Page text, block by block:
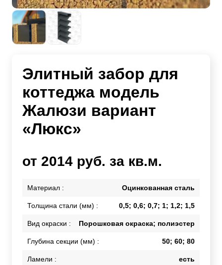
Элитный забор для
коттеджа модель
Жалюзи вариант
«Люкс»
от 2014 руб. за кв.м.
Материал : Оцинкованная сталь
Толщина стали (мм) : 0,5; 0,6; 0,7; 1; 1,2; 1,5
Вид окраски : Порошковая окраска; полиэстер
Глубина секции (мм) : 50; 60; 80
Ламели : есть